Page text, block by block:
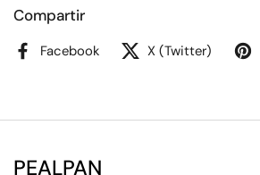
Compartir
Facebook X (Twitter)
PEALPAN